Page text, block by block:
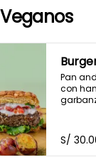
Pan
con
y
con
S/